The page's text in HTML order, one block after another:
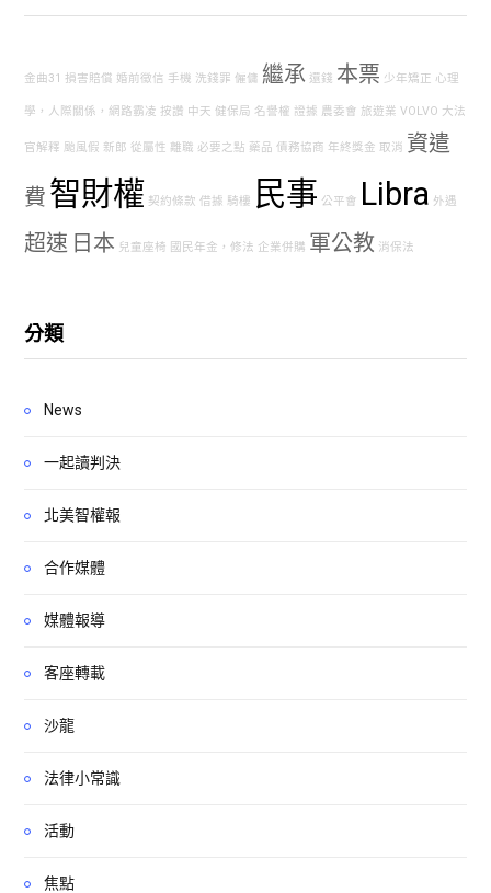
金曲31 損害賠償 婚前徵信 手機 洗錢罪 僱傭 繼承 還錢 本票 少年矯正 心理
學，人際關係，網路霸凌 按讚 中天 健保局 名譽權 證據 農委會 旅遊業 VOLVO 大法
官解釋 颱風假 新郎 從屬性 離職 必要之點 藥品 債務協商 年終獎金 取消 資遣
費 智財權 契約條款 借據 騎樓 民事 公平會 Libra 外遇
超速 日本 兒童座椅 國民年金，修法 企業併購 軍公教 消保法
分類
News
一起讀判決
北美智權報
合作媒體
媒體報導
客座轉載
沙龍
法律小常識
活動
焦點